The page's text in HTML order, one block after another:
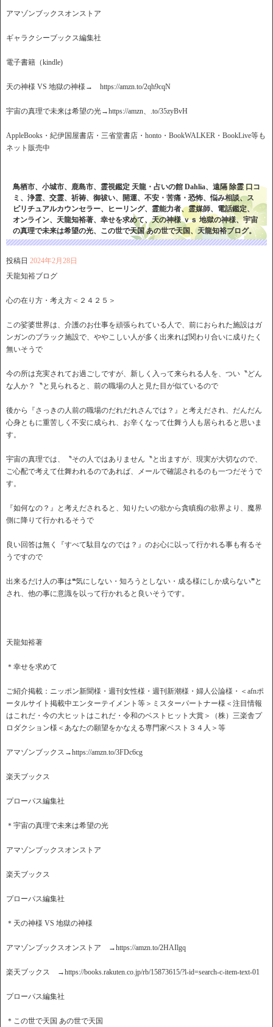
アマゾンブックスオンストア
ギャラクシーブックス編集社
電子書籍（kindle)
天の神様 VS 地獄の神様→ https://amzn.to/2qh9cqN
宇宙の真理で未来は希望の光→https://amzn、.to/35zyBvH
AppleBooks・紀伊国屋書店・三省堂書店・honto・BookWALKER・BookLive等も
ネット販売中
鳥栖市、小城市、鹿島市、霊視鑑定 天龍・占いの館 Dahlia、遠隔 除霊 口コ
ミ、浄霊、交霊、祈祷、御祓い、開運、不安・苦痛・恐怖、悩み相談、ス
ピリチュアルカウンセラー、ヒーリング、霊能力者、霊媒師、電話鑑定、
オンライン、天龍知裕著、幸せを求めて、天の神様 ｖｓ 地獄の神様、宇宙
の真理で未来は希望の光、この世で天国 あの世で天国、天龍知裕ブログ。
投稿日 2024年2月28日
天龍知裕ブログ
心の在り方・考え方＜２４２５＞
この娑婆世界は、介護のお仕事を頑張られている人で、前におられた施設はガ
ンガンのブラック施設で、ややこしい人が多く出来れば関わり合いに成りたく
無いそうで
今の所は充実されてお過ごしですが、新しく入って来られる人を、つい〝どん
な人か？〝と見られると、前の職場の人と見た目が似ているので
後から『さっきの人前の職場のだれだれさんでは？』と考えだされ、だんだん
心身ともに重苦しく不安に成られ、お辛くなって仕舞う人も居られると思いま
す。
宇宙の真理では、〝その人ではありません〝と出ますが、現実が大切なので、
ご心配で考えて仕舞われるのであれば、メールで確認されるのも一つだそうで
す。
『如何なの？』と考えだされると、知りたいの欲から貪瞋痴の欲界より、魔界
側に降りて行かれるそうで
良い回答は無く『すべて駄目なのでは？』のお心に以って行かれる事も有るそ
うですので
出来るだけ人の事は❝気にしない・知ろうとしない・成る様にしか成らない❞と
され、他の事に意識を以って行かれると良いそうです。
天龍知裕著
＊幸せを求めて
ご紹介掲載：ニッポン新聞様・週刊女性様・週刊新潮様・婦人公論様・＜afnポ
ータルサイト掲載中エンターテイメント等＞ミスターパートナー様＜注目情報
はこれだ・今の大ヒットはこれだ・令和のベストヒット大賞＞（株）三楽舎プ
ロダクション様＜あなたの願望をかなえる専門家ベスト３４人＞等
アマゾンブックス→https://amzn.to/3FDc6cg
楽天ブックス
プローパス編集社
＊宇宙の真理で未来は希望の光
アマゾンブックスオンストア
楽天ブックス
プローパス編集社
＊天の神様 VS 地獄の神様
アマゾンブックスオンストア →https://amzn.to/2HAIlgq
楽天ブックス →https://books.rakuten.co.jp/rb/15873615/?l-id=search-c-item-text-01
プローパス編集社
＊この世で天国 あの世で天国